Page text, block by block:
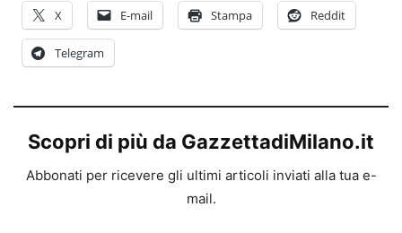
X E-mail Stampa Reddit
Telegram
Scopri di più da GazzettadiMilano.it
Abbonati per ricevere gli ultimi articoli inviati alla tua e-
mail.